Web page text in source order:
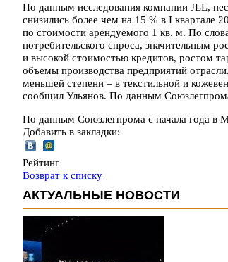
По данным исследования компании JLL,
снизились более чем на 15 % в I квартале
по стоимости арендуемого 1 кв. м. По
потребительского спроса, значительным
и высокой стоимостью кредитов, ростом
объемы производства предприятий
меньшей степени – в текстильной и
сообщил Ульянов. По данным
По данным Союзлегпрома с начала года в
Добавить в закладки:
Рейтинг
Возврат к списку
АКТУАЛЬНЫЕ НОВОСТИ